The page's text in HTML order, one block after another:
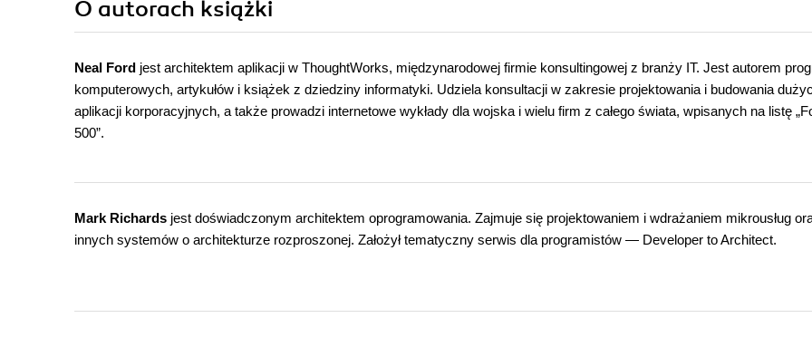
O autorach książki
Neal Ford jest architektem aplikacji w ThoughtWorks, międzynarodowej firmie konsultingowej z branży IT. Jest autorem
komputerowych, artykułów i książek z dziedziny informatyki. Udziela konsultacji w zakresie projektowania i budowania
aplikacji korporacyjnych, a także prowadzi internetowe wykłady dla wojska i wielu firm z całego świata, wpisanych na listę
500”.
Mark Richards jest doświadczonym architektem oprogramowania. Zajmuje się projektowaniem i wdrażaniem mikrousług
innych systemów o architekturze rozproszonej. Założył tematyczny serwis dla programistów — Developer to Architect.